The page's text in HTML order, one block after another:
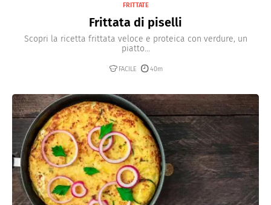
FRITTATE
Frittata di piselli
Scopri la ricetta frittata veloce e proteica con verdure, un
piatto...
FACILE 40m